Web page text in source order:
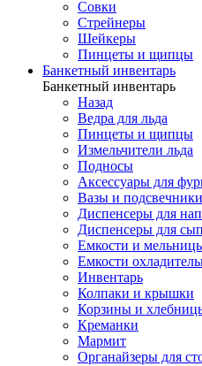
Совки
Стрейнеры
Шейкеры
Пинцеты и щипцы
Банкетный инвентарь
Банкетный инвентарь
Назад
Ведра для льда
Пинцеты и щипцы
Измельчители льда
Подносы
Аксессуары для
Вазы и подсвечники
Диспенсеры для
Диспенсеры для
Емкости и
Емкости
Инвентарь
Колпаки и крышки
Корзины и
Креманки
Мармит
Органайзеры для